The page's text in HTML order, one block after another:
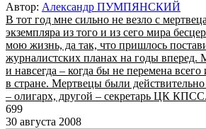
Автор: Александр ПУМПЯНСКИЙ
В тот год мне сильно не везло с
экземпляра из того и из сего мира
мою жизнь, да так, что пришлось
журналистских планах на годы вперед.
и навсегда – когда бы не перемена
в стране. Мертвецы были
– олигарх, другой – секретарь ЦК
699
30 августа 2008